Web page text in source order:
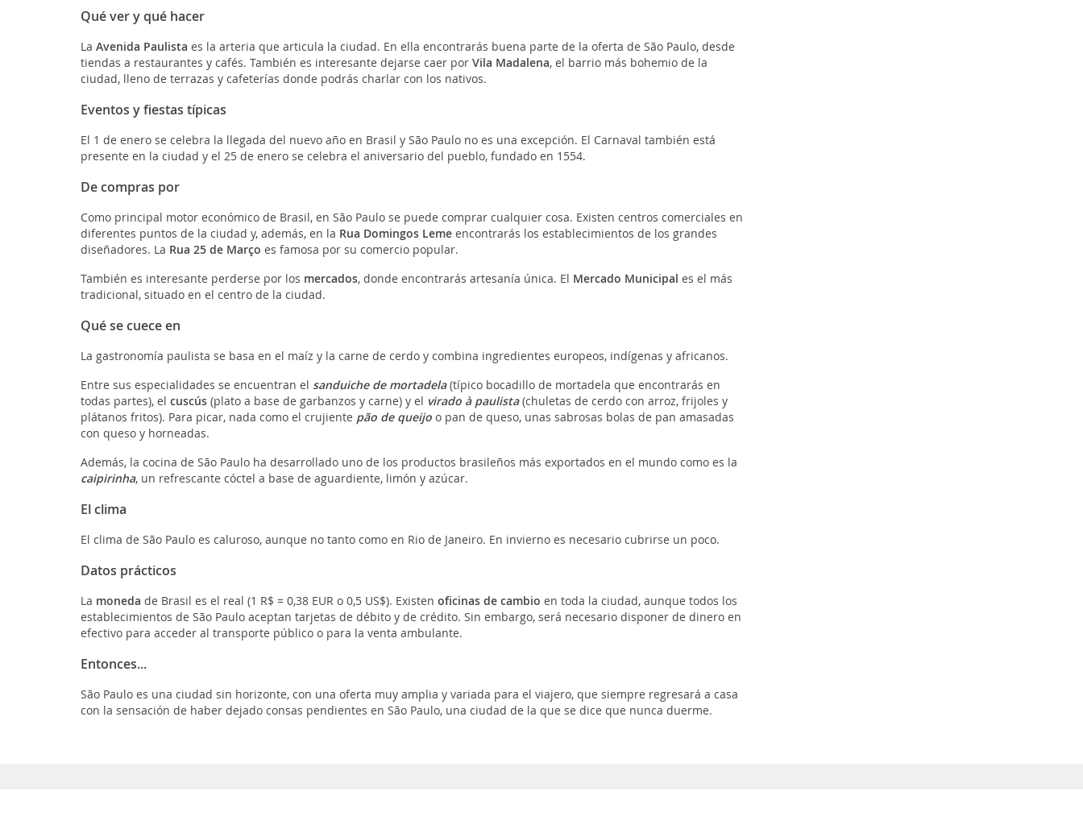
Qué ver y qué hacer
La Avenida Paulista es la arteria que articula la ciudad. En ella encontrarás buena parte de la oferta de São Paulo, desde
tiendas a restaurantes y cafés. También es interesante dejarse caer por Vila Madalena, el barrio más bohemio de la
ciudad, lleno de terrazas y cafeterías donde podrás charlar con los nativos.
Eventos y fiestas típicas
El 1 de enero se celebra la llegada del nuevo año en Brasil y São Paulo no es una excepción. El Carnaval también está
presente en la ciudad y el 25 de enero se celebra el aniversario del pueblo, fundado en 1554.
De compras por
Como principal motor económico de Brasil, en São Paulo se puede comprar cualquier cosa. Existen centros comerciales en
diferentes puntos de la ciudad y, además, en la Rua Domingos Lemeencontrarás los establecimientos de los grandes
diseñadores. La Rua 25 de Março es famosa por su comercio popular.
También es interesante perderse por los mercados, donde encontrarás artesanía única. El Mercado Municipal es el más
tradicional, situado en el centro de la ciudad.
Qué se cuece en
La gastronomía paulista se basa en el maíz y la carne de cerdo y combina ingredientes europeos, indígenas y africanos.
Entre sus especialidades se encuentran el sanduiche de mortadela(típico bocadillo de mortadela que encontrarás en
todas partes), el cuscús (plato a base de garbanzos y carne) y el virado à paulista(chuletas de cerdo con arroz, frijoles y
plátanos fritos). Para picar, nada como el crujiente pão de queijoo pan de queso, unas sabrosas bolas de pan amasadas
con queso y horneadas.
Además, la cocina de São Paulo ha desarrollado uno de los productos brasileños más exportados en el mundo como es la
caipirinha, un refrescante cóctel a base de aguardiente, limón y azúcar.
El clima
El clima de São Paulo es caluroso, aunque no tanto como en Rio de Janeiro. En invierno es necesario cubrirse un poco.
Datos prácticos
La moneda de Brasil es el real (1 R$ = 0,38 EUR o 0,5 US$). Existen oficinas de cambio en toda la ciudad, aunque todos los
establecimientos de São Paulo aceptan tarjetas de débito y de crédito. Sin embargo, será necesario disponer de dinero en
efectivo para acceder al transporte público o para la venta ambulante.
Entonces...
São Paulo es una ciudad sin horizonte, con una oferta muy amplia y variada para el viajero, que siempre regresará a casa
con la sensación de haber dejado consas pendientes en São Paulo, una ciudad de la que se dice que nunca duerme.